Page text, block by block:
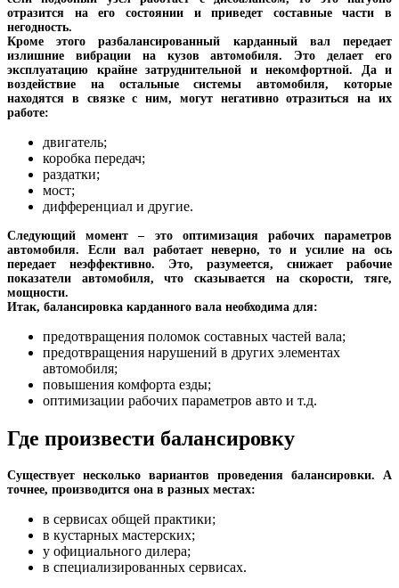
отразится на его состоянии и приведет составные части в
негодность.
Кроме этого разбалансированный карданный вал передает
излишние вибрации на кузов автомобиля. Это делает его
эксплуатацию крайне затруднительной и некомфортной. Да и
воздействие на остальные системы автомобиля, которые
находятся в связке с ним, могут негативно отразиться на их
работе:
двигатель;
коробка передач;
раздатки;
мост;
дифференциал и другие.
Следующий момент – это оптимизация рабочих параметров
автомобиля. Если вал работает неверно, то и усилие на ось
передает неэффективно. Это, разумеется, снижает рабочие
показатели автомобиля, что сказывается на скорости, тяге,
мощности.
Итак, балансировка карданного вала необходима для:
предотвращения поломок составных частей вала;
предотвращения нарушений в других элементах
автомобиля;
повышения комфорта езды;
оптимизации рабочих параметров авто и т.д.
Где произвести балансировку
Существует несколько вариантов проведения балансировки. А
точнее, производится она в разных местах:
в сервисах общей практики;
в кустарных мастерских;
у официального дилера;
в специализированных сервисах.